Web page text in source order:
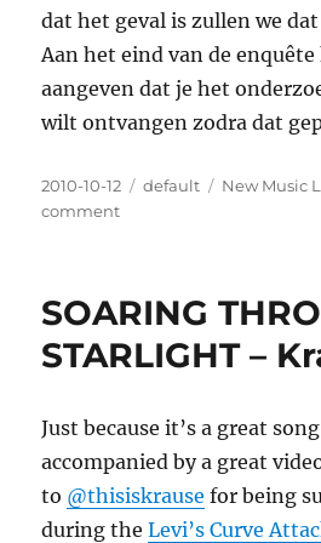
dat het geval is zullen we
Aan het eind van de
aangeven dat je het
wilt ontvangen zodra dat
Posted
on
2010-10-12 Categories
default Tags
New Music
comment
digitale
en
SOARING
STARLIGHT –
Just because it’s a great
accompanied by a great
to @thisiskrause for being
during theLevi’s Curve